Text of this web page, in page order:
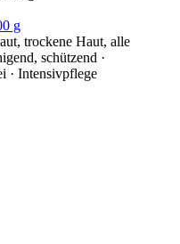
g
trockene Haut, alle
schützend ·
· Intensivpflege